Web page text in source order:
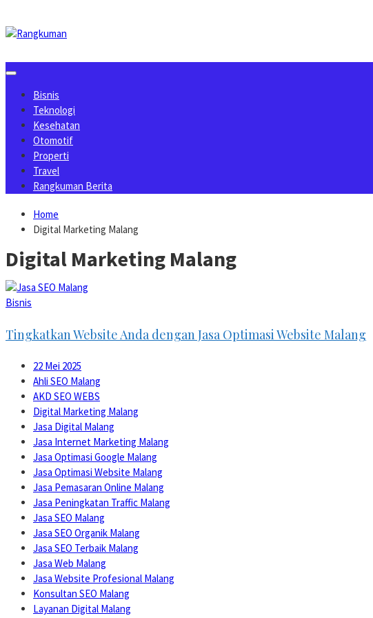
to
content
Bisnis
Teknologi
Kesehatan
Otomotif
Properti
Travel
Rangkuman Berita
Home
Digital Marketing Malang
Digital Marketing Malang
Bisnis
Tingkatkan Website Anda dengan Jasa Optimasi Website Malang
22 Mei 2025
Ahli SEO Malang
AKD SEO WEBS
Digital Marketing Malang
Jasa Digital Malang
Jasa Internet Marketing Malang
Jasa Optimasi Google Malang
Jasa Optimasi Website Malang
Jasa Pemasaran Online Malang
Jasa Peningkatan Traffic Malang
Jasa SEO Malang
Jasa SEO Organik Malang
Jasa SEO Terbaik Malang
Jasa Web Malang
Jasa Website Profesional Malang
Konsultan SEO Malang
Layanan Digital Malang